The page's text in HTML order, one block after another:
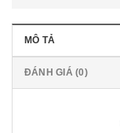
MÔ TẢ
ĐÁNH GIÁ (0)